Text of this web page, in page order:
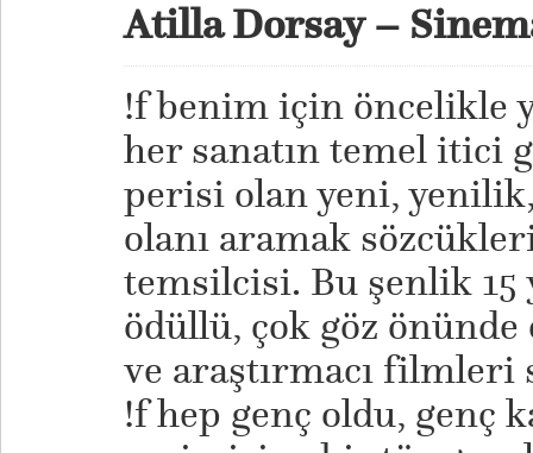
Atilla Dorsay –
!f benim için öncelikle
her sanatın temel itici
perisi olan yeni,
olanı aramak
temsilcisi. Bu şenlik 15
ödüllü, çok göz önünde
ve araştırmacı filmleri
!f hep genç oldu, genç